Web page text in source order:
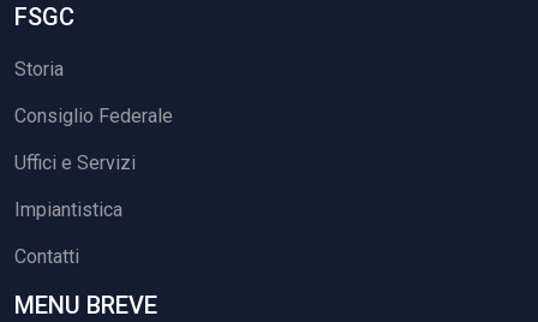
FSGC
Storia
Consiglio Federale
Uffici e Servizi
Impiantistica
Contatti
MENU BREVE